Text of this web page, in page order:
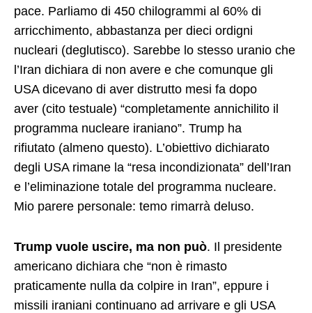
pace. Parliamo di 450 chilogrammi al 60% di
arricchimento, abbastanza per dieci ordigni
nucleari (deglutisco). Sarebbe lo stesso uranio che
l’Iran dichiara di non avere e che comunque gli
USA dicevano di aver distrutto mesi fa dopo
aver (cito testuale) “completamente annichilito il
programma nucleare iraniano”. Trump ha
rifiutato (almeno questo). L’obiettivo dichiarato
degli USA rimane la “resa incondizionata” dell’Iran
e l’eliminazione totale del programma nucleare.
Mio parere personale: temo rimarrà deluso.
Trump vuole uscire, ma non può. Il presidente
americano dichiara che “non è rimasto
praticamente nulla da colpire in Iran”, eppure i
missili iraniani continuano ad arrivare e gli USA